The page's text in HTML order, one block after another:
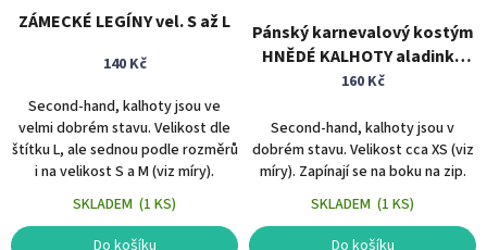
ZÁMECKÉ LEGÍNY vel. S až L
140 Kč
Second-hand, kalhoty jsou ve
velmi dobrém stavu. Velikost dle
štítku L, ale sednou podle rozměrů
i na velikost S a M (viz míry).
SKLADEM (1 KS)
Pánský karnevalový kostým
HNĚDÉ KALHOTY aladinky
vel. XS
160 Kč
Second-hand, kalhoty jsou v
dobrém stavu. Velikost cca XS (viz
míry). Zapínají se na boku na zip.
SKLADEM (1 KS)